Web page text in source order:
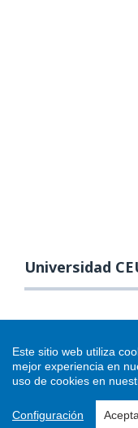
Universidad
Este sitio web utiliza
mejor experiencia en
uso de cookies en
Configuración